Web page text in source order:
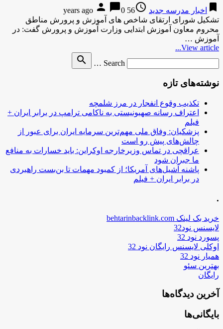
bookmark اخبار مدرسه جدید access_time
56 years ago
person chat_bubble0
تشکیل شورای ارتقای شاخص های آموزش و پرورش مناطق
محروم معاون آموزش ابتدایی وزارت آموزش و پرورش گفت: در
آموزش …
View article...
Search …
search
نوشته‌های تازه
تکذیب وقوع انفجار در مرز شلمچه
اعتراف رسانه صهیونیستی به ناکامی ترامپ در برابر ایران +
فیلم
پزشکیان: وفاق ملی مهم‌ترین سرمایه ایران برای عبور از
چالش‌های پیش رو است
عراقچی در تماس وزیرخارجه اوکراین: باید خسارات به منافع
ما جبران شود
پاشنه آشیل‌های آمریکا؛ از کمبود مهمات تا بن‌بست راهبردی
در برابر ایران + فیلم
.
خرید بک لینک behtarinbacklink.com
لایسنس نود32
پسورد نود 32
اوکلی لایسنس رایگان نود 32
همیار نود 32
بهترین سئو
رایگان
آخرین دیدگاه‌ها
بایگانی‌ها